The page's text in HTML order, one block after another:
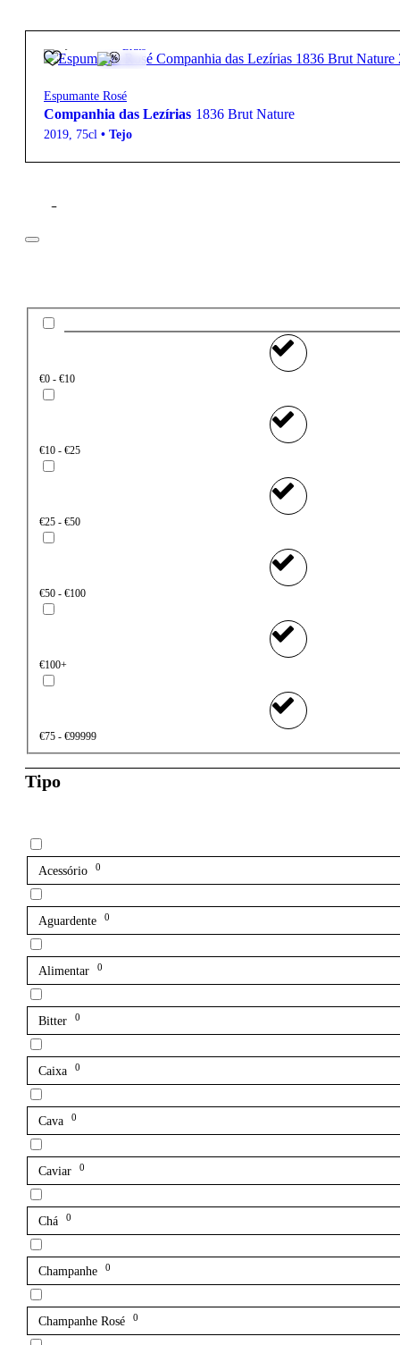
32,50€ Bruto
Espumante Rosé
Companhia das Lezírias 1836 Brut Nature
2019, 75cl • Tejo
Filtros
€0 - €10
€10 - €25
€25 - €50
€50 - €100
€100+
€75 - €99999
Tipo
Acessório 0
Aguardente 0
Alimentar 0
Bitter 0
Caixa 0
Cava 0
Caviar 0
Chá 0
Champanhe 0
Champanhe Rosé 0